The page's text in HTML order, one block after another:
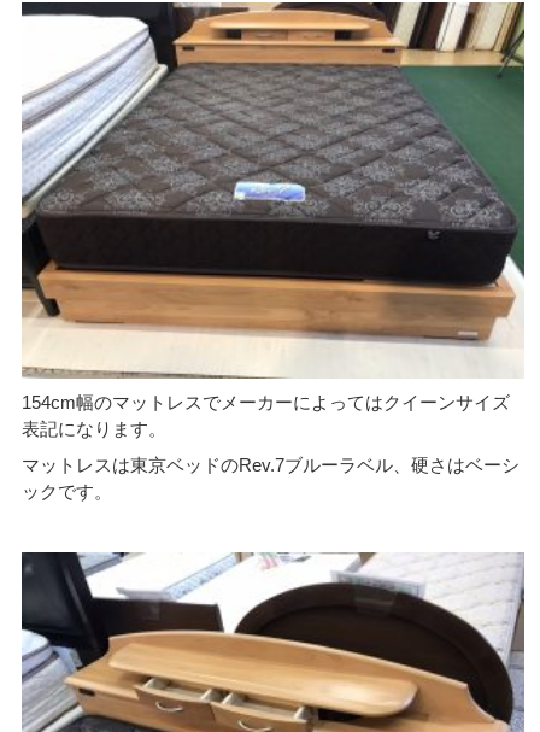
154cm幅のマットレスでメーカーによってはクイーンサイズ
表記になります。
マットレスは東京ベッドのRev.7ブルーラベル、硬さはベーシ
ックです。